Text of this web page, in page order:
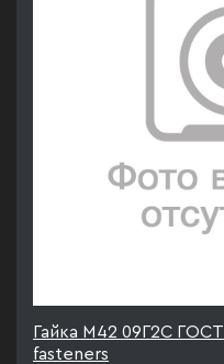
Гайка М42 09Г2С
fasteners